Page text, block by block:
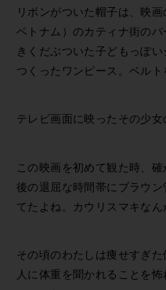
リボンがついた帽子は、映
ベトナム）のカティナ街の
きくだぶついた子どもっぽ
つくったワンピース。ベルト
テレビ画面に映ったその少女
この映画を初めて観た時、
後の退屈な時間帯にブラウ
てたよね。カウリスマキなん
その頃のわたしは痩せすぎた
人に体重を聞かれることを